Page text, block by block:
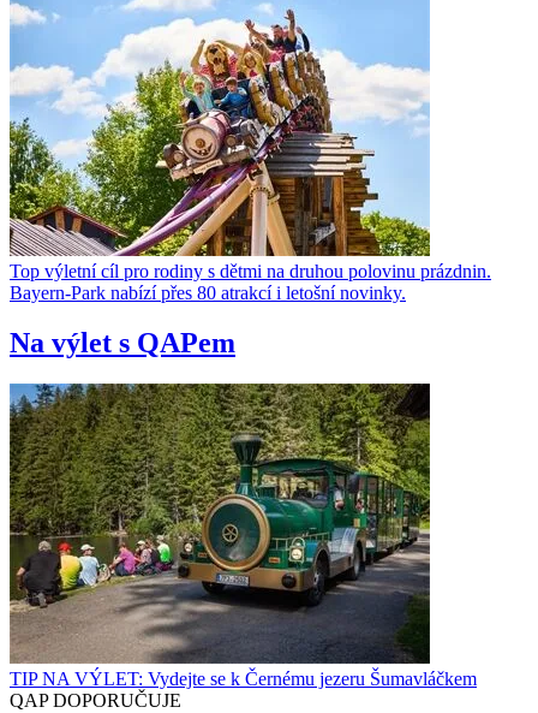
Top výletní cíl pro rodiny s dětmi na druhou polovinu prázdnin.
Bayern-Park nabízí přes 80 atrakcí i letošní novinky.
Na výlet s QAPem
TIP NA VÝLET: Vydejte se k Černému jezeru Šumavláčkem
QAP DOPORUČUJE